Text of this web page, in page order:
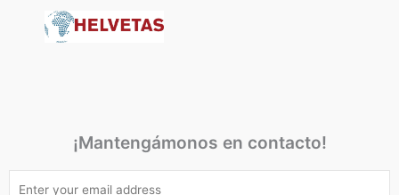
¡Mantengámonos en contacto!